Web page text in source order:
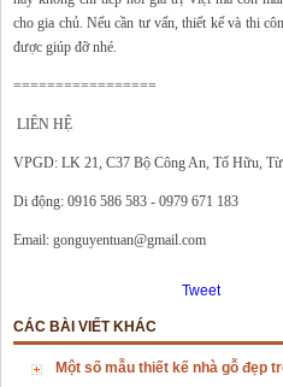
cho gia chủ. Nếu cần tư vấn, thiết kế và thi
được giúp đỡ nhé.
=================
LIÊN HỆ
VPGD: LK 21, C37 Bộ Công An, Tố Hữu,
Di động: 0916 586 583 - 0979 671 183
Email: gonguyentuan@gmail.com
Tweet
CÁC BÀI VIẾT KHÁC
Một số mẫu thiết kế nhà gỗ đẹp